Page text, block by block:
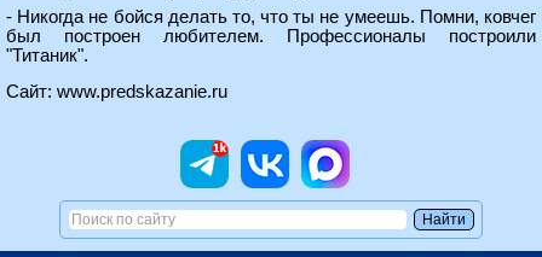
- Никогда не бойся делать то, что ты не умеешь. Помни, ковчег
был построен любителем. Профессионалы построили
"Титаник".
Сайт: www.predskazanie.ru